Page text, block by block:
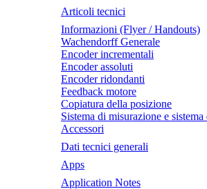
Articoli tecnici
Informazioni (Flyer / Handouts)
Wachendorff Generale
Encoder incrementali
Encoder assoluti
Encoder ridondanti
Feedback motore
Copiatura della posizione
Sistema di misurazione e
Accessori
Dati tecnici generali
Apps
Application Notes